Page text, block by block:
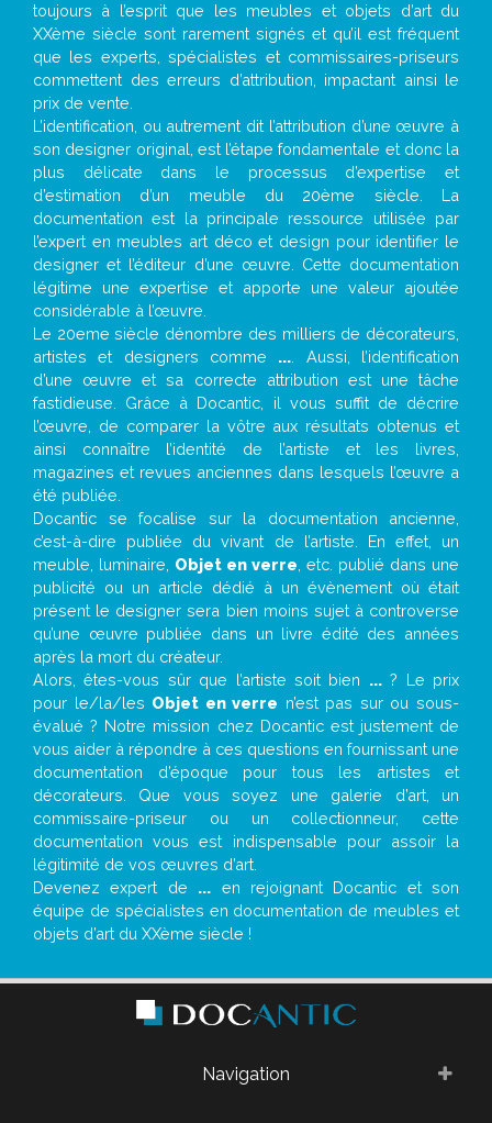
toujours à l’esprit que les meubles et objets d’art du
XXème siècle sont rarement signés et qu’il est fréquent
que les experts, spécialistes et commissaires-priseurs
commettent des erreurs d’attribution, impactant ainsi le
prix de vente.
L’identification, ou autrement dit l’attribution d’une œuvre à
son designer original, est l’étape fondamentale et donc la
plus délicate dans le processus d’expertise et
d’estimation d’un meuble du 20ème siècle. La
documentation est la principale ressource utilisée par
l’expert en meubles art déco et design pour identifier le
designer et l’éditeur d’une œuvre. Cette documentation
légitime une expertise et apporte une valeur ajoutée
considérable à l’œuvre.
Le 20eme siècle dénombre des milliers de décorateurs,
artistes et designers comme ... . Aussi, l’identification
d’une œuvre et sa correcte attribution est une tâche
fastidieuse. Grâce à Docantic, il vous suffit de décrire
l’œuvre, de comparer la vôtre aux résultats obtenus et
ainsi connaître l’identité de l’artiste et les livres,
magazines et revues anciennes dans lesquels l’œuvre a
été publiée.
Docantic se focalise sur la documentation ancienne,
c’est-à-dire publiée du vivant de l’artiste. En effet, un
meuble, luminaire, Objet en verre , etc. publié dans une
publicité ou un article dédié à un évènement où était
présent le designer sera bien moins sujet à controverse
qu’une œuvre publiée dans un livre édité des années
après la mort du créateur.
Alors, êtes-vous sûr que l’artiste soit bien ...? Le prix
pour le/la/les Objet en verre n’est pas sur ou sous-
évalué ? Notre mission chez Docantic est justement de
vous aider à répondre à ces questions en fournissant une
documentation d’époque pour tous les artistes et
décorateurs. Que vous soyez une galerie d’art, un
commissaire-priseur ou un collectionneur, cette
documentation vous est indispensable pour assoir la
légitimité de vos œuvres d’art.
Devenez expert de ... en rejoignant Docantic et son
équipe de spécialistes en documentation de meubles et
objets d’art du XXème siècle !
Navigation